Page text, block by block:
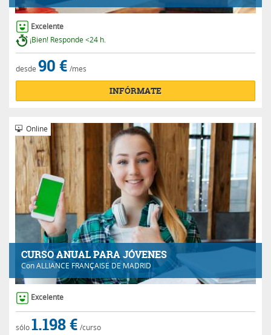
Excelente
¡Bien! Responde <24 h.
desde 90 € /mes
INFÓRMATE
CURSO ANUAL PARA JÓVENES
ConALLIANCE FRANÇAISE DE MADRID
Online
Excelente
sólo1.198 € /curso